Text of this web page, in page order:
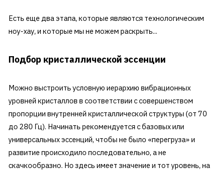
Есть еще два этапа, которые являются технологическим
ноу-хау, и которые мы не можем раскрыть...
Подбор кристаллической эссенции
Можно выстроить условную иерархию вибрационных
уровней кристаллов в соответствии с совершенством
пропорции внутренней кристаллической структуры (от 70
до 280 Гц). Начинать рекомендуется с базовых или
универсальных эссенций, чтобы не было «перегруза» и
развитие происходило последовательно, а не
скачкообразно. Но здесь имеет значение и тот уровень, на